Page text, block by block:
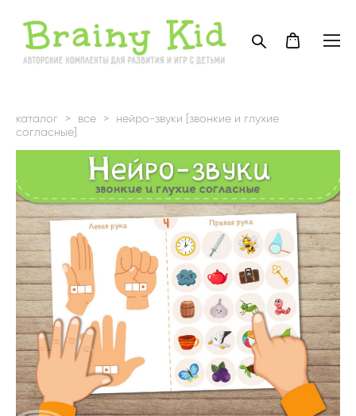
каталог > все > нейро-звуки [звонкие и глухие
согласные]